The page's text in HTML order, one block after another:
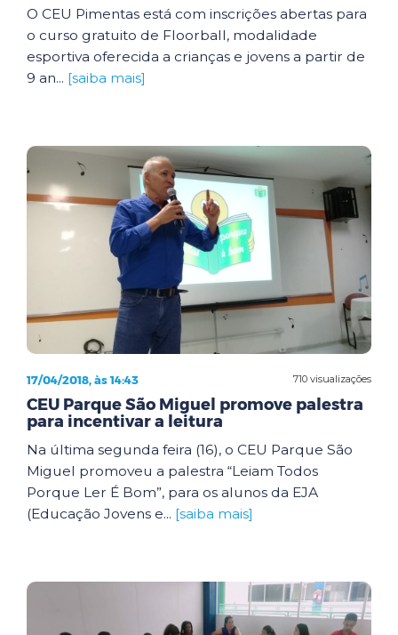
O CEU Pimentas está com inscrições abertas para
o curso gratuito de Floorball, modalidade
esportiva oferecida a crianças e jovens a partir de
9 an... [saiba mais]
710 visualizações
17/04/2018, às 14:43
CEU Parque São Miguel promove palestra
para incentivar a leitura
Na última segunda feira (16), o CEU Parque São
Miguel promoveu a palestra “Leiam Todos
Porque Ler É Bom”, para os alunos da EJA
(Educação Jovens e... [saiba mais]